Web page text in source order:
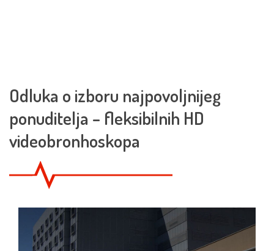
Odluka o izboru najpovoljnijeg
ponuditelja – fleksibilnih HD
videobronhoskopa